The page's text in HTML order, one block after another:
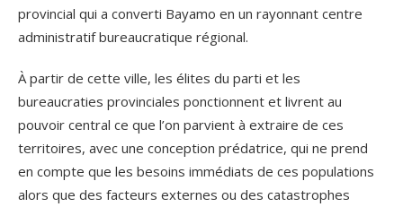
provincial qui a converti Bayamo en un rayonnant centre
administratif bureaucratique régional.
À partir de cette ville, les élites du parti et les
bureaucraties provinciales ponctionnent et livrent au
pouvoir central ce que l’on parvient à extraire de ces
territoires, avec une conception prédatrice, qui ne prend
en compte que les besoins immédiats de ces populations
alors que des facteurs externes ou des catastrophes